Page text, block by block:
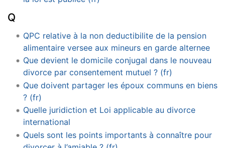
Q
QPC relative à la non deductibilite de la pension
alimentaire versee aux mineurs en garde alternee
Que devient le domicile conjugal dans le nouveau
divorce par consentement mutuel ? (fr)
Que doivent partager les époux communs en biens
? (fr)
Quelle juridiction et Loi applicable au divorce
international
Quels sont les points importants à connaître pour